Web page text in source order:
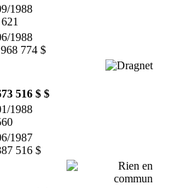
1988
1988
774 $
516 $ $
1988
1987
516 $